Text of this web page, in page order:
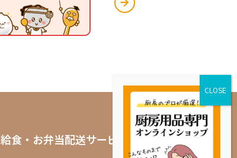
給食・お弁当配送サービス